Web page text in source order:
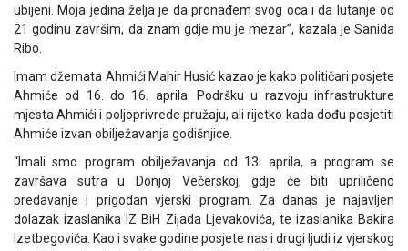
ubijeni. Moja jedina želja je da pronađem svog oca i da lutanje od
21 godinu završim, da znam gdje mu je mezar”, kazala je Sanida
Ribo.
Imam džemata Ahmići Mahir Husić kazao je kako političari posjete
Ahmiće od 16. do 16. aprila. Podršku u razvoju infrastrukture
mjesta Ahmići i poljoprivrede pružaju, ali rijetko kada dođu posjetiti
Ahmiće izvan obilježavanja godišnjice.
“Imali smo program obilježavanja od 13. aprila, a program se
završava sutra u Donjoj Večerskoj, gdje će biti upriličeno
predavanje i prigodan vjerski program. Za danas je najavljen
dolazak izaslanika IZ BiH Zijada Ljevakovića, te izaslanika Bakira
Izetbegovića. Kao i svake godine posjete nas i drugi ljudi iz vjerskog